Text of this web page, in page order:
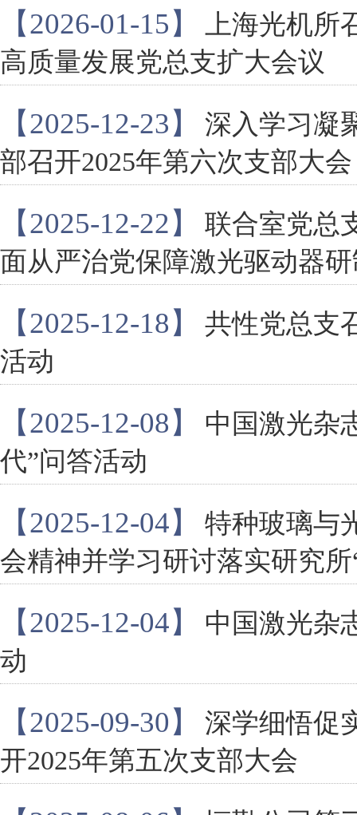
【2026-01-15】
上海光机
高质量发展党总支扩大会议
【2025-12-23】
深入学习凝
部召开2025年第六次支部大会
【2025-12-22】
联合室党总
面从严治党保障激光驱动器
【2025-12-18】
共性党总支
活动
【2025-12-08】
中国激光杂
代”问答活动
【2025-12-04】
特种玻璃与
会精神并学习研讨落实研究
【2025-12-04】
中国激光杂
动
【2025-09-30】
深学细悟促
开2025年第五次支部大会